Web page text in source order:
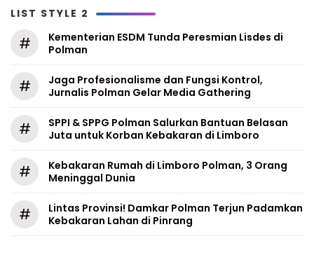
LIST STYLE 2
#
Kementerian ESDM Tunda Peresmian Lisdes di
Polman
#
Jaga Profesionalisme dan Fungsi Kontrol,
Jurnalis Polman Gelar Media Gathering
#
SPPI & SPPG Polman Salurkan Bantuan Belasan
Juta untuk Korban Kebakaran di Limboro
#
Kebakaran Rumah di Limboro Polman, 3 Orang
Meninggal Dunia
#
Lintas Provinsi! Damkar Polman Terjun Padamkan
Kebakaran Lahan di Pinrang